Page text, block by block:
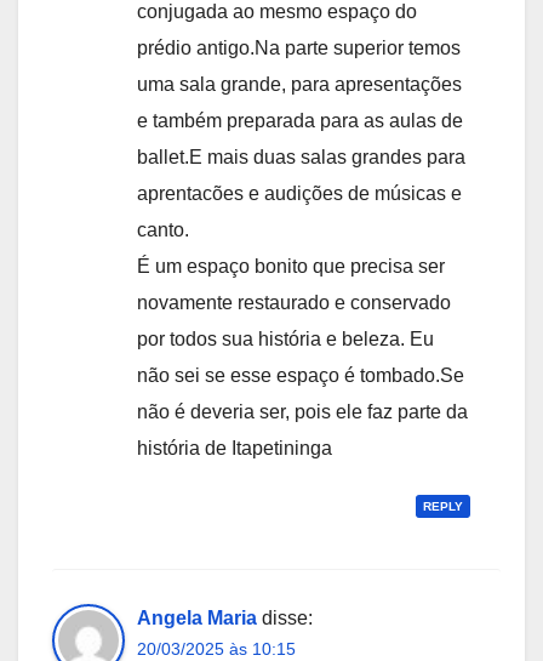
conjugada ao mesmo espaço do
prédio antigo.Na parte superior temos
uma sala grande, para apresentações
e também preparada para as aulas de
ballet.E mais duas salas grandes para
aprentacões e audições de músicas e
canto.
É um espaço bonito que precisa ser
novamente restaurado e conservado
por todos sua história e beleza. Eu
não sei se esse espaço é tombado.Se
não é deveria ser, pois ele faz parte da
história de Itapetininga
REPLY
Angela Maria disse:
20/03/2025 às 10:15